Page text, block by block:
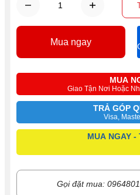
MUA
Giao Tận Nơi Hoặc
TRẢ GÓP
Visa,
MUA NGAY -
Gọi đặt mua:
Mua ngay